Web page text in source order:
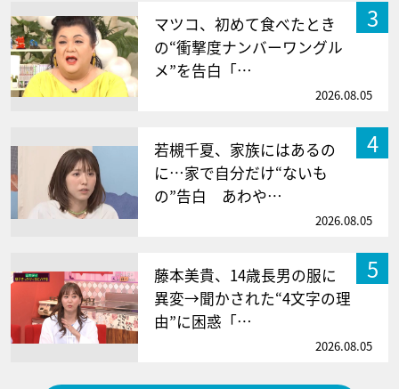
3
マツコ、初めて食べたとき
の“衝撃度ナンバーワングル
メ”を告白「…
2026.08.05
4
若槻千夏、家族にはあるの
に…家で自分だけ“ないも
の”告白 あわや…
2026.08.05
5
藤本美貴、14歳長男の服に
異変→聞かされた“4文字の理
由”に困惑「…
2026.08.05